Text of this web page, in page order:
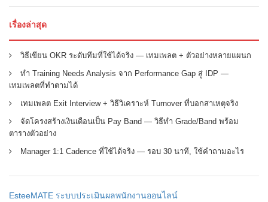
เรื่องล่าสุด
วิธีเขียน OKR ระดับทีมที่ใช้ได้จริง — เทมเพลต + ตัวอย่างหลายแผนก
ทำ Training Needs Analysis จาก Performance Gap สู่ IDP —
เทมเพลตที่ทำตามได้
เทมเพลต Exit Interview + วิธีวิเคราะห์ Turnover ที่บอกสาเหตุจริง
จัดโครงสร้างเงินเดือนเป็น Pay Band — วิธีทำ Grade/Band พร้อม
ตารางตัวอย่าง
Manager 1:1 Cadence ที่ใช้ได้จริง — รอบ 30 นาที, ใช้คำถามอะไร
EsteeMATE ระบบประเมินผลพนักงานออนไลน์